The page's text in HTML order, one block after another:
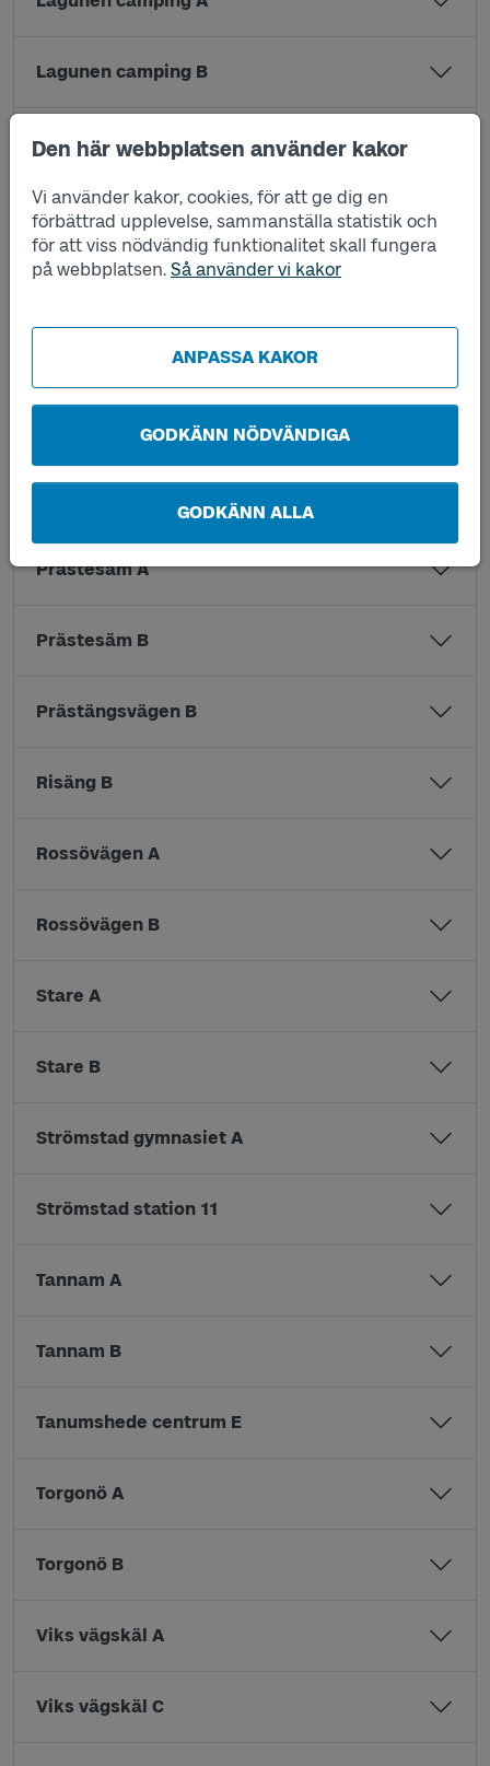
Den här webbplatsen använder kakor
Vi använder kakor, cookies, för att ge dig en
förbättrad upplevelse, sammanställa statistik och
för att viss nödvändig funktionalitet skall fungera
på webbplatsen. Så använder vi kakor
ANPASSA KAKOR
GODKÄNN NÖDVÄNDIGA
GODKÄNN ALLA
Lagunen camping B
Lilla Båleröd A
Lilla Båleröd B
Neanberg A
Prästesäm A
Prästesäm B
Prästängsvägen B
Risäng B
Rossövägen A
Rossövägen B
Stare A
Stare B
Strömstad gymnasiet A
Strömstad station 11
Tannam A
Tannam B
Tanumshede centrum E
Torgonö A
Torgonö B
Viks vägskäl A
Viks vägskäl C